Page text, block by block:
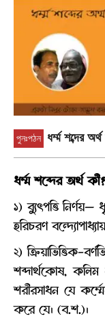
পুনঃপঠন ধর্ম্ম শব্দের
ধর্ম্ম শব্দের অর্থ
১) ব্যুৎপত্তি
হরিচরণ
২) ক্রিয়াভিত্তিক-
শব্দার্থকোষ, কলিম
শরীরসাধন যে
করে যে। (ব.শ.)।